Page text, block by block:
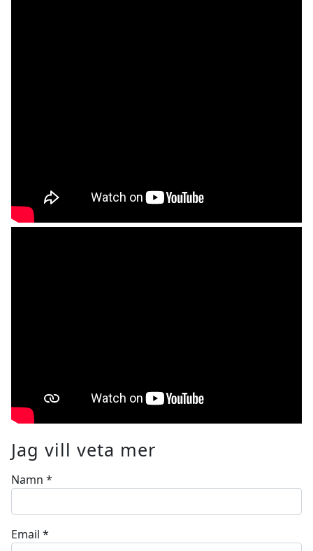
Jag vill veta mer
Namn *
Email *